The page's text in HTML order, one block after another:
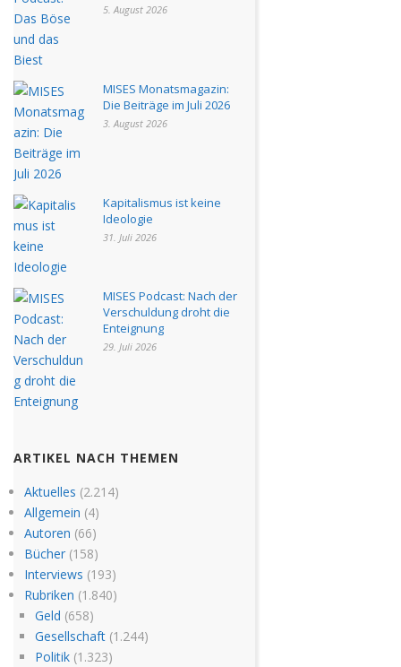
5. August 2026
MISES Monatsmagazin:
Die Beiträge im Juli 2026
3. August 2026
Kapitalismus ist keine
Ideologie
31. Juli 2026
MISES Podcast: Nach der
Verschuldung droht die
Enteignung
29. Juli 2026
ARTIKEL NACH THEMEN
Aktuelles (2.214)
Allgemein (4)
Autoren (66)
Bücher(158)
Interviews (193)
Rubriken (1.840)
Geld (658)
Gesellschaft(1.244)
Politik(1.323)